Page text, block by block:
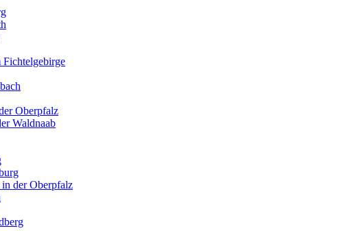
Fichtelgebirge
Oberpfalz
Waldnaab
in der Oberpfalz